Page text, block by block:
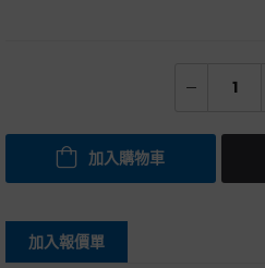
加入購物車
加入報價單